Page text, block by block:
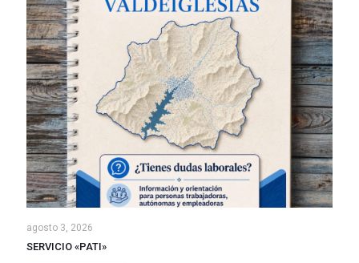
agosto 3, 2026
SERVICIO «PATI»